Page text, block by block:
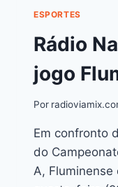
ESPORTES
Rádio
jogo
Por
Em confronto
do
A, Fluminense